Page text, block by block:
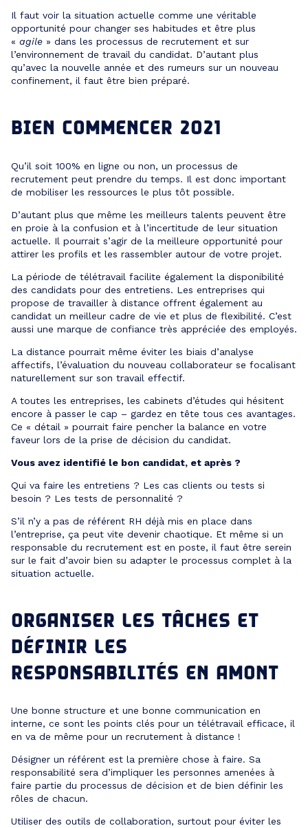
Il faut voir la situation actuelle comme une véritable
opportunité pour changer ses habitudes et être plus
« agile » dans les processus de recrutement et sur
l’environnement de travail du candidat. D’autant plus
qu’avec la nouvelle année et des rumeurs sur un nouveau
confinement, il faut être bien préparé.
BIEN COMMENCER 2021
Qu’il soit 100% en ligne ou non, un processus de
recrutement peut prendre du temps. Il est donc important
de mobiliser les ressources le plus tôt possible.
D’autant plus que même les meilleurs talents peuvent être
en proie à la confusion et à l’incertitude de leur situation
actuelle. Il pourrait s’agir de la meilleure opportunité pour
attirer les profils et les rassembler autour de votre projet.
La période de télétravail facilite également la disponibilité
des candidats pour des entretiens. Les entreprises qui
propose de travailler à distance offrent également au
candidat un meilleur cadre de vie et plus de flexibilité. C’est
aussi une marque de confiance très appréciée des employés.
La distance pourrait même éviter les biais d’analyse
affectifs, l’évaluation du nouveau collaborateur se focalisant
naturellement sur son travail effectif.
A toutes les entreprises, les cabinets d’études qui hésitent
encore à passer le cap – gardez en tête tous ces avantages.
Ce « détail » pourrait faire pencher la balance en votre
faveur lors de la prise de décision du candidat.
Vous avez identifié le bon candidat, et après ?
Qui va faire les entretiens ? Les cas clients ou tests si
besoin ? Les tests de personnalité ?
S’il n’y a pas de référent RH déjà mis en place dans
l’entreprise, ça peut vite devenir chaotique. Et même si un
responsable du recrutement est en poste, il faut être serein
sur le fait d’avoir bien su adapter le processus complet à la
situation actuelle.
ORGANISER LES TÂCHES ET
DÉFINIR LES
RESPONSABILITÉS EN AMONT
Une bonne structure et une bonne communication en
interne, ce sont les points clés pour un télétravail efficace, il
en va de même pour un recrutement à distance !
Désigner un référent est la première chose à faire. Sa
responsabilité sera d’impliquer les personnes amenées à
faire partie du processus de décision et de bien définir les
rôles de chacun.
Utiliser des outils de collaboration, surtout pour éviter les